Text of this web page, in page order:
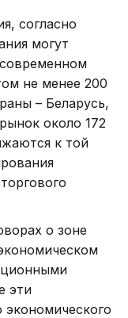
согласно
могут
не менее 200
– Беларусь,
около 172
к той
о зоне
эти
экономического